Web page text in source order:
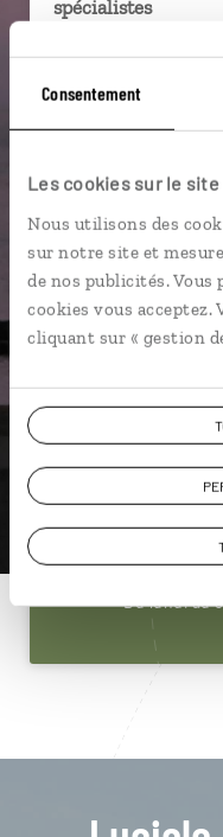
Consentement
Les cookies sur le
Nous utilisons des
sur notre site et
de nos publicités.
cookies vous acceptez.
cliquant sur « gestion
spécialistes
Ils sauront
près de vos
Échangez en
téléphone.
Vous gardez le
pendant et
Construisez votre
01
Du lundi au